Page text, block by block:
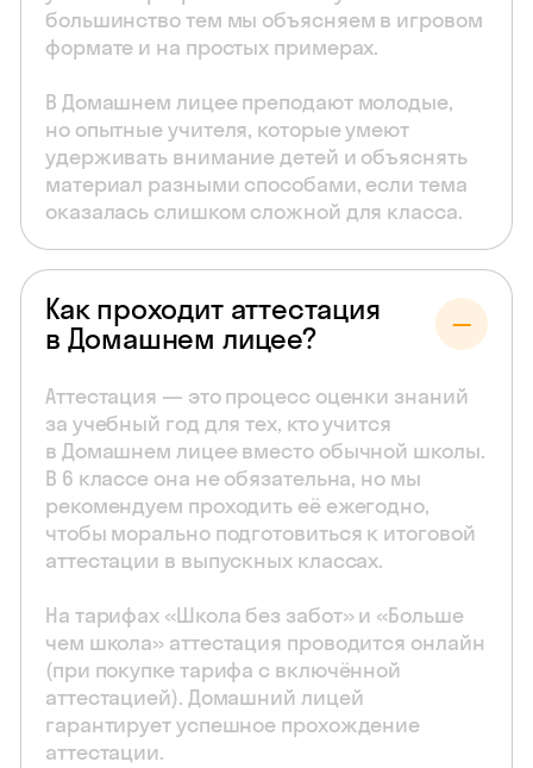
большинство тем мы объясняем в игровом
формате и на простых примерах.
В Домашнем лицее преподают молодые,
но опытные учителя, которые умеют
удерживать внимание детей и объяснять
материал разными способами, если тема
оказалась слишком сложной для класса.
Как проходит аттестация
в Домашнем лицее?
Аттестация — это процесс оценки знаний
за учебный год для тех, кто учится
в Домашнем лицее вместо обычной школы.
В 6 классе она не обязательна, но мы
рекомендуем проходить её ежегодно,
чтобы морально подготовиться к итоговой
аттестации в выпускных классах.
На тарифах «Школа без забот» и «Больше
чем школа» аттестация проводится онлайн
(при покупке тарифа с включённой
аттестацией). Домашний лицей
гарантирует успешное прохождение
аттестации.